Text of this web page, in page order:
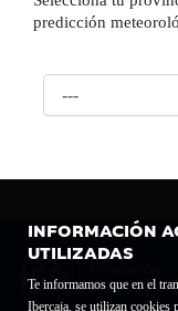
INFORMACIÓN
UTILIZADAS
Te informamos que en el
Ibercaja, se utilizan cookies
predicción